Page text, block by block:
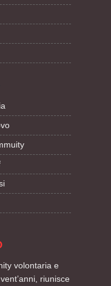
volontaria e
riunisce